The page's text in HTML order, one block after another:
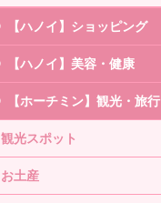
【ハノイ】ショッピング
【ハノイ】美容・健康
【ホーチミン】観光・旅行
観光スポット
お土産